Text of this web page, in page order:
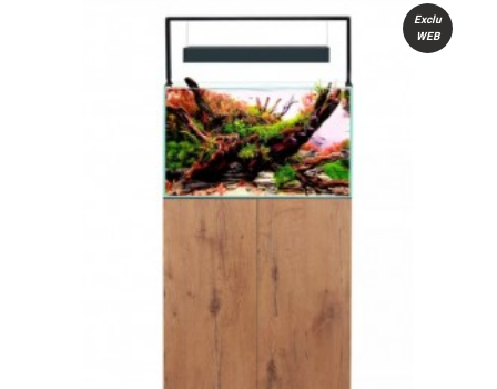
Exclu
WEB